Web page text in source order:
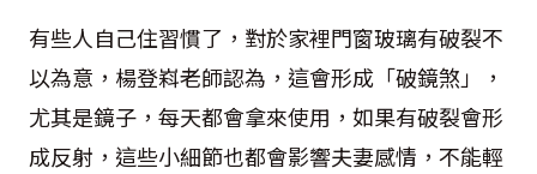
有些人自己住習慣了，對於家裡門窗玻璃有破裂不
以為意，楊登嵙老師認為，這會形成「破鏡煞」，
尤其是鏡子，每天都會拿來使用，如果有破裂會形
成反射，這些小細節也都會影響夫妻感情，不能輕